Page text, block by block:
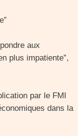
aux
plus impatiente”,
par le FMI
dans la